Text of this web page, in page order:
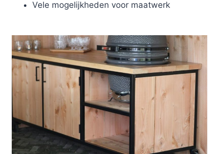
Vele mogelijkheden voor maatwerk